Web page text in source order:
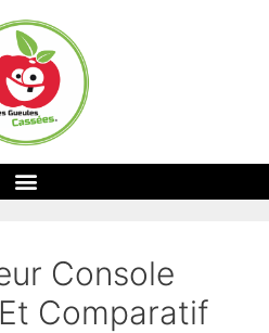
Console
Comparatif